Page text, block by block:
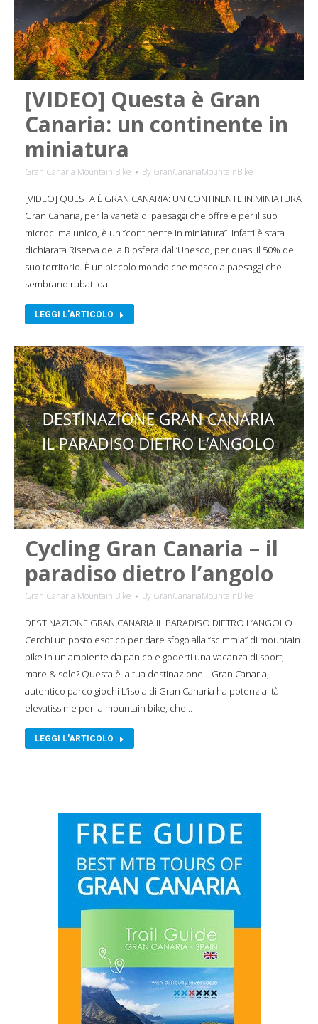
[VIDEO] Questa è Gran
Canaria: un continente in
miniatura
Gran Canaria Mountain Bike By GranCanariaMountainBike
[VIDEO] QUESTA È GRAN CANARIA: UN CONTINENTE IN MINIATURA
Gran Canaria, per la varietà di paesaggi che offre e per il suo
microclima unico, è un “continente in miniatura”. Infatti è stata
dichiarata Riserva della Biosfera dall’Unesco, per quasi il 50% del
suo territorio. È un piccolo mondo che mescola paesaggi che
sembrano rubati da…
LEGGI L'ARTICOLO
Cycling Gran Canaria – il
paradiso dietro l’angolo
Gran Canaria Mountain Bike By GranCanariaMountainBike
DESTINAZIONE GRAN CANARIA IL PARADISO DIETRO L’ANGOLO
Cerchi un posto esotico per dare sfogo alla “scimmia” di mountain
bike in un ambiente da panico e goderti una vacanza di sport,
mare & sole? Questa è la tua destinazione… Gran Canaria,
autentico parco giochi L’isola di Gran Canaria ha potenzialità
elevatissime per la mountain bike, che…
LEGGI L'ARTICOLO